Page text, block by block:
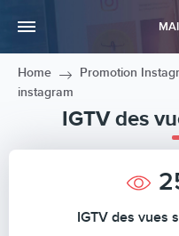
Home Promotion
instagram
IGTV des
IGTV des vues